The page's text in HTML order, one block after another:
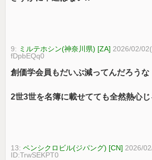
9: ミルテホシン(神奈川県) [ZA] 2026/02/
fDpbEQq0
創価学会員もだいぶ減ってんだろうな
2世3世を名簿に載せてても全然熱心
13:ペンシクロビル(ジパング) [CN] 2026/
ID:TrwSEKPT0